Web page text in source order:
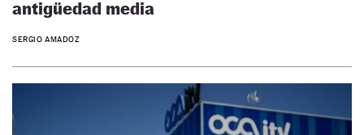
antigüedad media
SERGIO AMADOZ